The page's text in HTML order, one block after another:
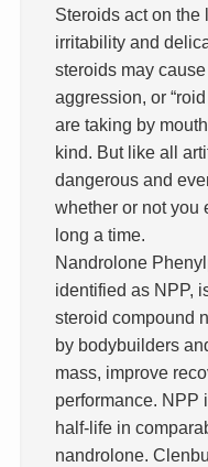
Steroids act on
irritability and
steroids may
aggression, or
are taking by
kind. But like all
dangerous and
whether or not you
long a time.
Nandrolone
identified as NPP,
steroid compound
by bodybuilders
mass, improve
performance. NPP
half-life in
nandrolone.